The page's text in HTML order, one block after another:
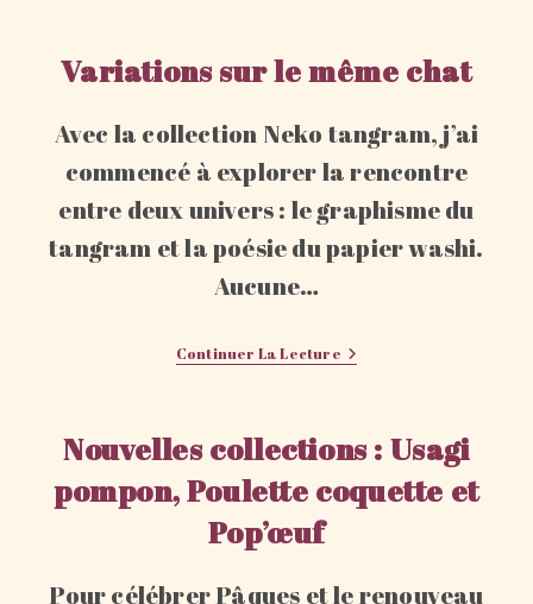
Bonheur
Variations sur le même chat
Avec la collection Neko tangram, j’ai
commencé à explorer la rencontre
entre deux univers : le graphisme du
tangram et la poésie du papier washi.
Aucune…
Continuer La LectureVariations
Sur
Nouvelles collections : Usagi
pompon, Poulette coquette et
Pop’œuf
Pour célébrer Pâques et le renouveau